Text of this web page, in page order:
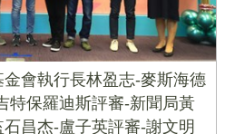
會執行長林盈志-麥斯海德
特保羅迪斯評審-新聞局黃
昌杰-盧子英評審-謝文明